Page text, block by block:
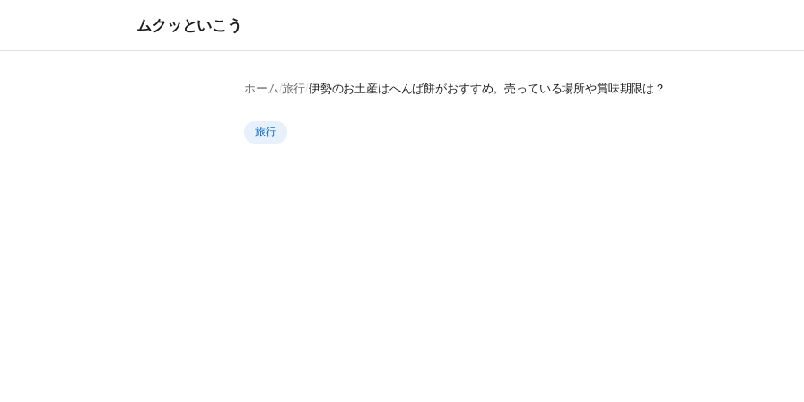
ムクッといこう
ホーム/旅行/伊勢のお土産はへんば餅がおすすめ。売っている場所や賞味期限は？
旅行